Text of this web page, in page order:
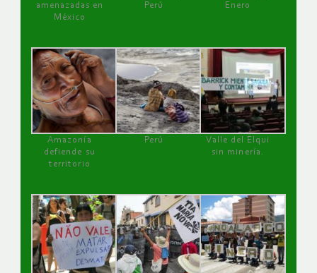
amenazadas en
México
Perú
Enero
Amazonía
defiende su
territorio
Perú
Valle del Elqui
sin minería.